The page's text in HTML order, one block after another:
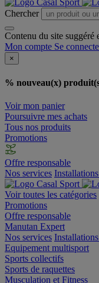
Chercher
Contenu du site suggéré
Mon compte Se
×
% nouveau(x)
Voir mon panier
Poursuivre mes achats
Tous nos produits
Promotions
Offre responsable
Nos services
Voir toutes les catégories
Promotions
Offre responsable
Manutan Expert
Nos services
Equipement multisport
Sports collectifs
Sports de raquettes
Musculation et Fitness